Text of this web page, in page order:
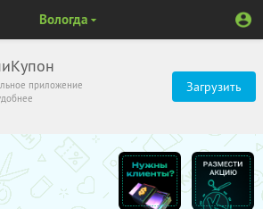
приложение
Загрузить
Вологда